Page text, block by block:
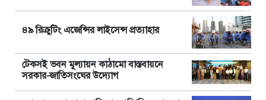
৪৯ রিক্রুটিং এজেন্সির লাইসেন্স প্রত্যাহার
টেকসই ভবন মূল্যায়ন কাঠামো বাস্তবায়নে
সরকার-জাতিসংঘের উদ্যোগ